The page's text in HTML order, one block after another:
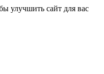
улучшить сайт для вас